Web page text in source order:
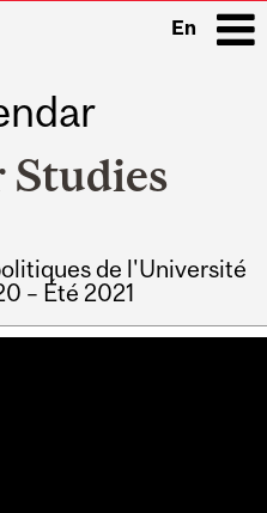
En
Studies
de l'Université
– Été 2021